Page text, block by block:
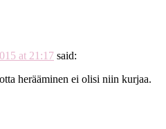
at 21:17 said:
herääminen ei olisi niin kurjaa.